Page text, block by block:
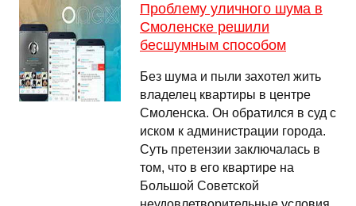
Проблему уличного шума в
Смоленске решили
бесшумным способом
Без шума и пыли захотел жить
владелец квартиры в центре
Смоленска. Он обратился в суд с
иском к администрации города.
Суть претензии заключалась в
том, что в его квартире на
Большой Советской